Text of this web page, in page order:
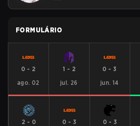
FORMULÁRIO
0 - 2
ago. 02
1 - 2
jul. 26
0 - 3
jun. 14
2 - 0
0 - 3
0 - 3